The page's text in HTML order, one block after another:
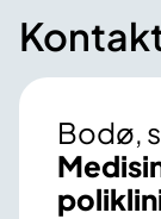
Bodø,